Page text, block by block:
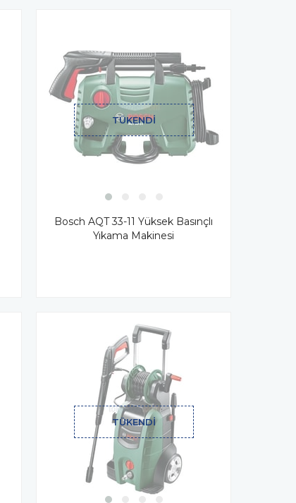
TÜKENDI
Bosch AQT 33-11 Yüksek Basınçlı
Yıkama Makinesi
TÜKENDI